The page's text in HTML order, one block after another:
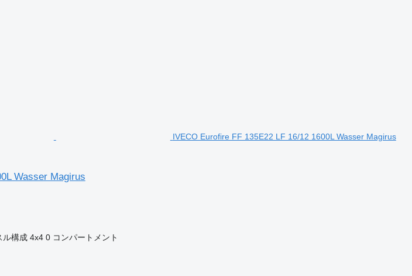
IVECO Eurofire FF 135E22 LF 16/12 1600L Wasser Magirus
Wasser Magirus
ル構成 4x4 0 コンパートメント